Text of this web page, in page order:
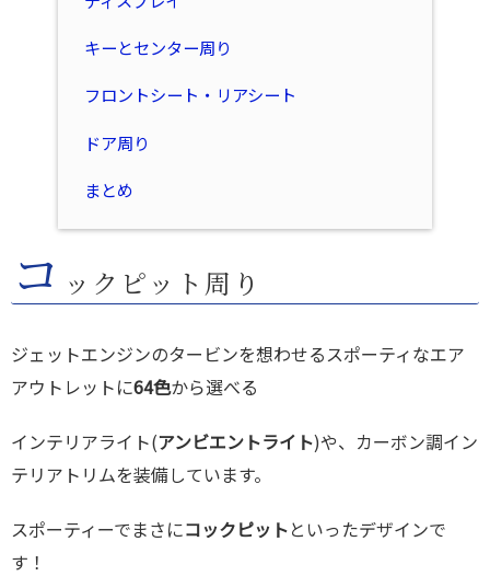
キーとセンター周り
フロントシート・リアシート
ドア周り
まとめ
コ ックピット周り
ジェットエンジンのタービンを想わせるスポーティなエア
アウトレットに64色から選べる
インテリアライト(アンビエントライト)や、カーボン調イン
テリアトリムを装備しています。
スポーティーでまさにコックピットといったデザインで
す！